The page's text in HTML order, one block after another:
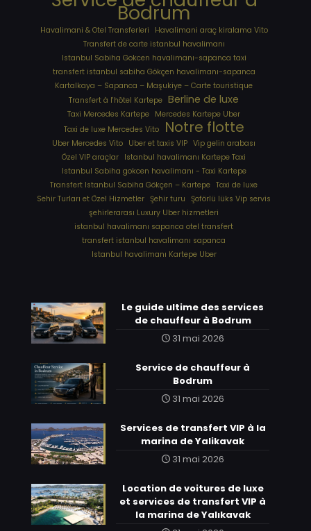
Bodrum
Havalimani & Otel Transferleri
Havalimani araç kiralama Vito
Transfert de carte istanbul havalimanı
Istanbul Sabiha Gokcen havalimanı-sapanca taxi
transfert istanbul sabiha Gökçen havalimanı-sapanca
Kartalkaya – Sapanca – Maşukiye – Carte touristique
Transfert à l'hôtel Kartepe Berline de luxe
Taxi Mercedes Kartepe Mercedes Kartepe Uber
Taxi de luxe Mercedes Vito
Notre flotte
Uber Mercedes Vito Uber et taxis VIP Vip gelin arabası
Özel VIP araçlar Istanbul havalimanı Kartepe Taxi
Istanbul Sabiha gokcen havalimanı - Taxi Kartepe
Transfert Istanbul Sabiha Gökçen – Kartepe Taxi de luxe
Sehir Turları et Özel Hizmetler Şehir turu Şoförlü lüks Vip servis
şehirlerarası Luxury Uber hizmetleri
⁠istanbul havalimanı sapanca otel transfert
⁠transfert istanbul havalimanı sapanca
⁠Istanbul havalimanı Kartepe Uber
Le guide ultime des services
de chauffeur à Bodrum
31 mai 2026
Service de chauffeur à
Bodrum
31 mai 2026
Services de transfert VIP à la
marina de Yalikavak
31 mai 2026
Location de voitures de luxe
et services de transfert VIP à
la marina de Yalıkavak